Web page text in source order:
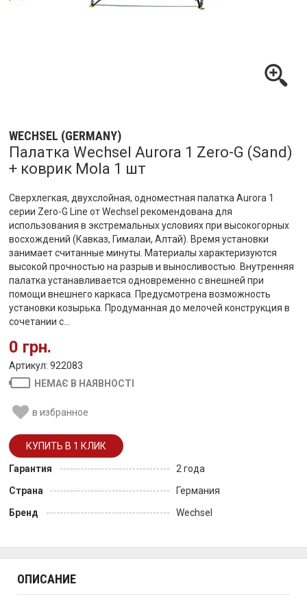
WECHSEL (GERMANY)
Палатка Wechsel Aurora 1 Zero-G (Sand)
+ коврик Mola 1 шт
Сверхлегкая, двухслойная, одноместная палатка Aurora 1
серии Zero-G Line от Wechsel рекомендована для
использования в экстремальных условиях при высокогорных
восхождений (Кавказ, Гималаи, Алтай). Время установки
занимает считанные минуты. Материалы характеризуются
высокой прочностью на разрыв и выносливостью. Внутренняя
палатка устанавливается одновременно с внешней при
помощи внешнего каркаса. Предусмотрена возможность
установки козырька. Продуманная до мелочей конструкция в
сочетании с...
0 грн.
Артикул: 922083
НЕМАЄ В НАЯВНОСТІ
в избранное
Гарантия
2 года
Страна
Германия
Бренд
Wechsel
ОПИСАНИЕ